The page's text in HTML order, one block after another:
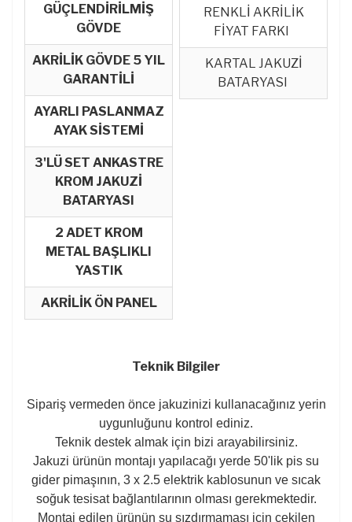
GÜÇLENDİRİLMİŞ
GÖVDE
AKRİLİK GÖVDE 5 YIL
GARANTİLİ
AYARLI PASLANMAZ
AYAK SİSTEMİ
3'LÜ SET ANKASTRE
KROM JAKUZİ
BATARYASI
2 ADET KROM
METAL BAŞLIKLI
YASTIK
AKRİLİK ÖN PANEL
RENKLİ AKRİLİK
FİYAT FARKI
KARTAL JAKUZİ
BATARYASI
Teknik Bilgiler
Sipariş vermeden önce jakuzinizi kullanacağınız yerin
uygunluğunu kontrol ediniz.
Teknik destek almak için bizi arayabilirsiniz.
Jakuzi ürünün montajı yapılacağı yerde 50'lik pis su
gider pimaşının, 3 x 2.5 elektrik kablosunun ve sıcak
soğuk tesisat bağlantılarının olması gerekmektedir.
Montaj edilen ürünün su sızdırmaması için çekilen